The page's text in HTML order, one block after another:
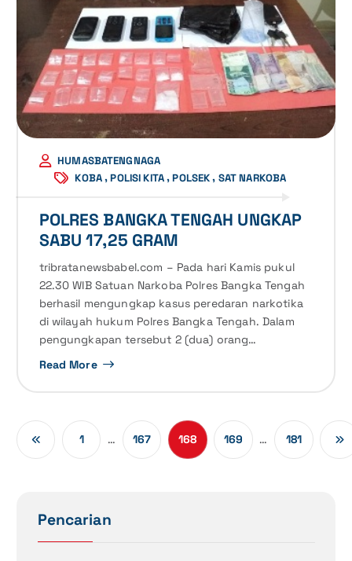
HUMASBATENGNAGA
KOBA,POLISI KITA,POLSEK, SAT NARKOBA
POLRES BANGKA TENGAH UNGKAP
SABU 17,25 GRAM
tribratanewsbabel.com – Pada hari Kamis pukul
22.30 WIB Satuan Narkoba Polres Bangka Tengah
berhasil mengungkap kasus peredaran narkotika
di wilayah hukum Polres Bangka Tengah. Dalam
pengungkapan tersebut 2 (dua) orang…
Read More
1 … 167 168 169 … 181
Pencarian